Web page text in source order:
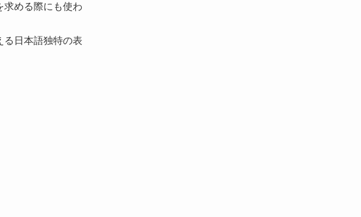
求める際にも使わ
る日本語独特の表